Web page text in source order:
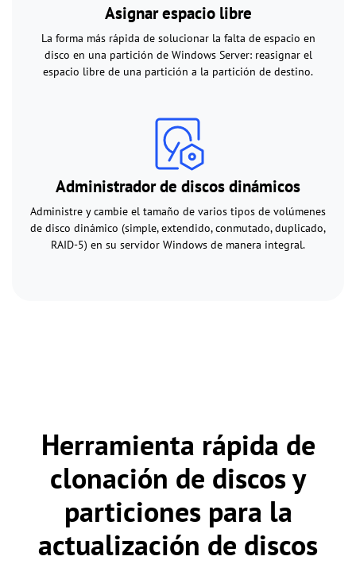
Asignar espacio libre
La forma más rápida de solucionar la falta de espacio en
disco en una partición de Windows Server: reasignar el
espacio libre de una partición a la partición de destino.
Administrador de discos dinámicos
Administre y cambie el tamaño de varios tipos de volúmenes
de disco dinámico (simple, extendido, conmutado, duplicado,
RAID-5) en su servidor Windows de manera integral.
Herramienta rápida de
clonación de discos y
particiones para la
actualización de discos